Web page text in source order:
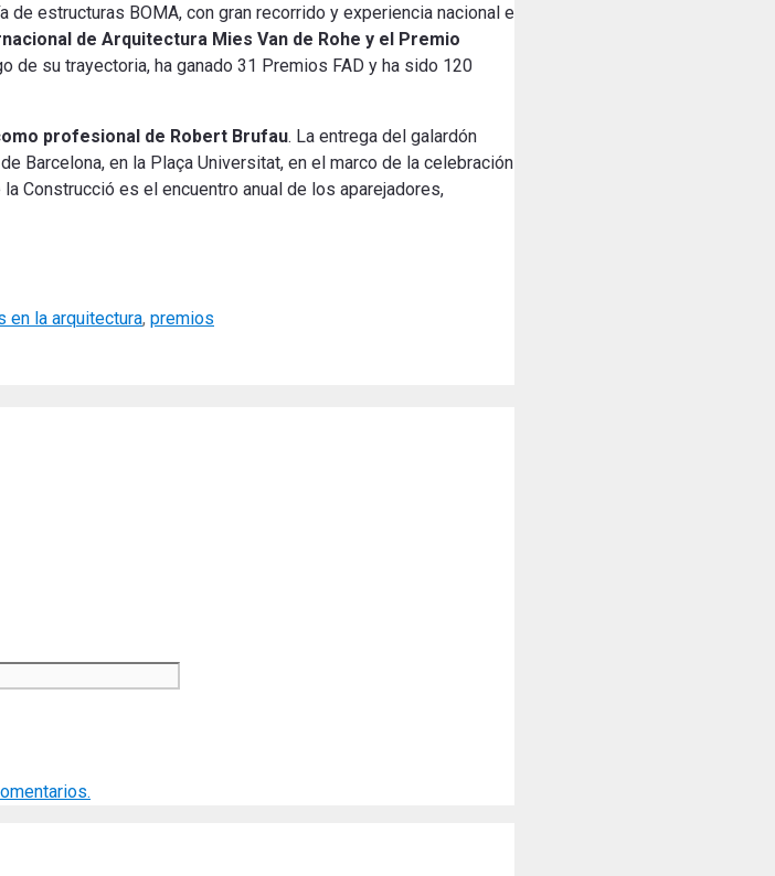
estructuras BOMA, con gran recorrido y experiencia nacional e
de Arquitectura Mies Van de Rohe y el Premio
de su trayectoria, ha ganado 31 Premios FAD y ha sido 120
profesional de Robert Brufau. La entrega del galardón
Barcelona, ​​en la Plaça Universitat, en el marco de la celebración
la Construcció es el encuentro anual de los aparejadores,
en la arquitectura, premios